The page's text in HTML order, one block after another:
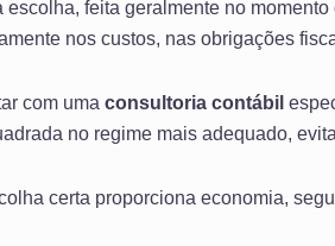
escolha, feita geralmente no momento
nos custos, nas obrigações
com uma consultoria contábil
no regime mais adequado,
certa proporciona economia,